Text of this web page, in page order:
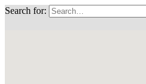
Search for: